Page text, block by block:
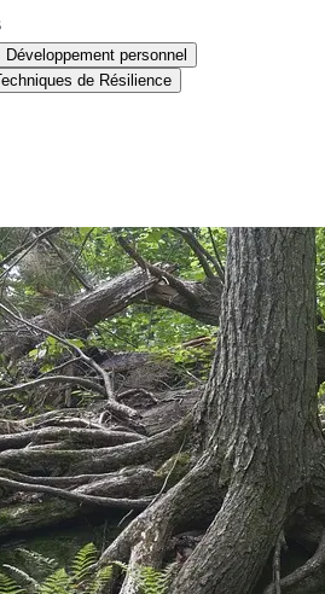
Développement personnel
de Résilience